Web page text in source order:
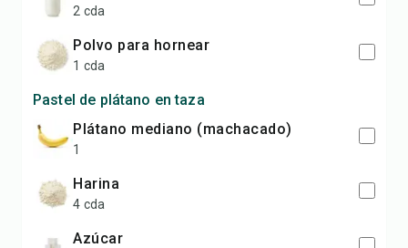
2 cda
polvo para hornear
1 cda
Pastel de plátano en taza
plátano mediano (machacado)
1
harina
4 cda
azúcar